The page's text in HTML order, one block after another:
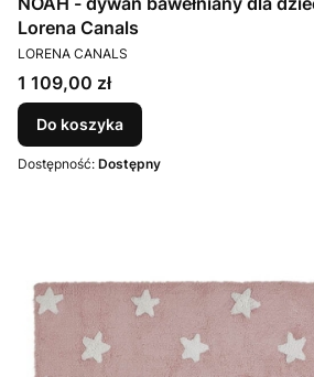
Lorena Canals
PRODUCENT
LORENA CANALS
Cena
1 109,00 zł
Do koszyka
Dostępność: Dostępny